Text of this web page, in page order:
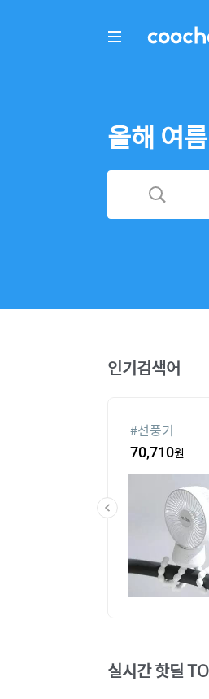
COOCHA
올해 여
인기검색어
#선풍기
70,710원
실시간 핫딜